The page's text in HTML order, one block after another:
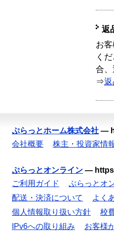
返
お
く
合
⇒
ぷらっとホーム株式会社 —
会社概要
株主・投資家情
ぷらっとオンライン —
ご利用ガイド
ぷらっとオ
配送・決済について
よく
個人情報取り扱い方針
校
IPv6への取り組み
お客様